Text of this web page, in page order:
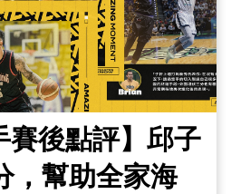
，還看
賽後點評】邱子
，幫助全家海